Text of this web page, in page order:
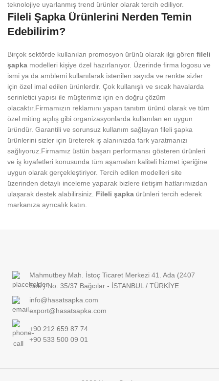
teknolojiye uyarlanmış trend ürünler olarak tercih ediliyor.
Fileli Şapka Ürünlerini Nerden Temin
Edebilirim?
Birçok sektörde kullanılan promosyon ürünü olarak ilgi gören fileli
şapka modelleri kişiye özel hazırlanıyor. Üzerinde firma logosu ve
ismi ya da amblemi kullanılarak istenilen sayıda ve renkte sizler
için özel imal edilen ürünlerdir. Çok kullanışlı ve sıcak havalarda
serinletici yapısı ile müşterimiz için en doğru çözüm
olacaktır.Firmamızın reklamını yapan tanıtım ürünü olarak ve tüm
özel miting açılış gibi organizasyonlarda kullanılan en uygun
üründür. Garantili ve sorunsuz kullanım sağlayan fileli şapka
ürünlerini sizler için üreterek iş alanınızda fark yaratmanızı
sağlıyoruz.Firmamız üstün başarı performansı gösteren ürünleri
ve iş kıyafetleri konusunda tüm aşamaları kaliteli hizmet içeriğine
uygun olarak gerçekleştiriyor. Tercih edilen modelleri site
üzerinden detaylı inceleme yaparak bizlere iletişim hatlarımızdan
ulaşarak destek alabilirsiniz. Fileli şapka ürünleri tercih ederek
markanıza ayrıcalık katın.
Mahmutbey Mah. İstoç Ticaret Merkezi 41. Ada (2407
Sok.) No: 35/37 Bağcılar - İSTANBUL / TÜRKİYE
info@hasatsapka.com
export@hasatsapka.com
+90 212 659 87 74
+90 533 500 09 01